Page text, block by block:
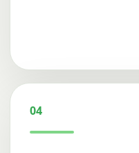
04